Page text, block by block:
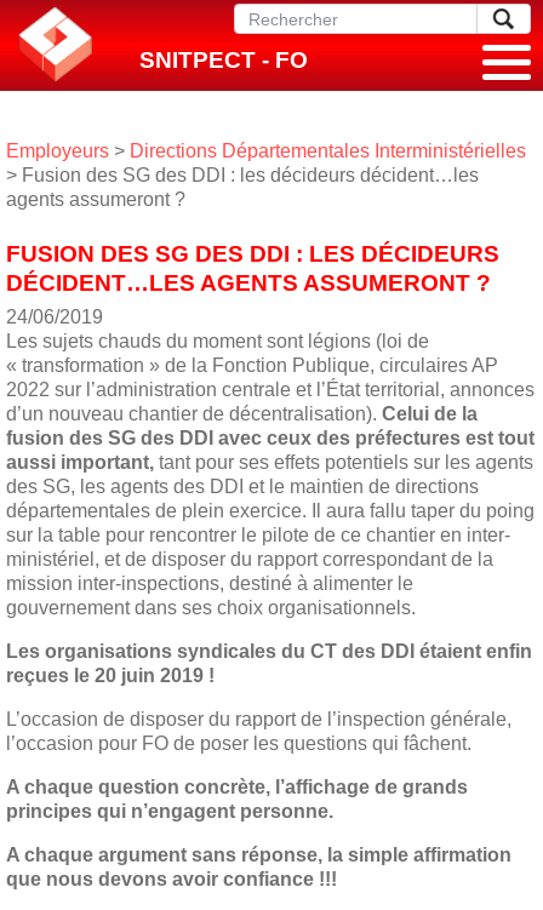
SNITPECT - FO
Employeurs > Directions Départementales Interministérielles
> Fusion des SG des DDI : les décideurs décident…les
agents assumeront ?
FUSION DES SG DES DDI : LES DÉCIDEURS
DÉCIDENT…LES AGENTS ASSUMERONT ?
24/06/2019
Les sujets chauds du moment sont légions (loi de
« transformation » de la Fonction Publique, circulaires AP
2022 sur l’administration centrale et l’État territorial, annonces
d’un nouveau chantier de décentralisation). Celui de la
fusion des SG des DDI avec ceux des préfectures est tout
aussi important, tant pour ses effets potentiels sur les agents
des SG, les agents des DDI et le maintien de directions
départementales de plein exercice. Il aura fallu taper du poing
sur la table pour rencontrer le pilote de ce chantier en inter-
ministériel, et de disposer du rapport correspondant de la
mission inter-inspections, destiné à alimenter le
gouvernement dans ses choix organisationnels.
Les organisations syndicales du CT des DDI étaient enfin
reçues le 20 juin 2019 !
L’occasion de disposer du rapport de l’inspection générale,
l’occasion pour FO de poser les questions qui fâchent.
A chaque question concrète, l’affichage de grands
principes qui n’engagent personne.
A chaque argument sans réponse, la simple affirmation
que nous devons avoir confiance !!!